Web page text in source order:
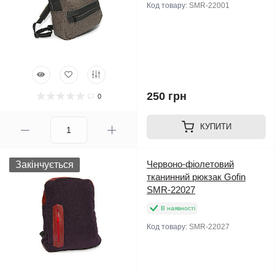
0
Код товару: SMR-22001
250 грн
КУПИТИ
Закінчується
Червоно-фіолетовий
тканинний рюкзак Gofin
SMR-22027
В наявності
Код товару: SMR-22027